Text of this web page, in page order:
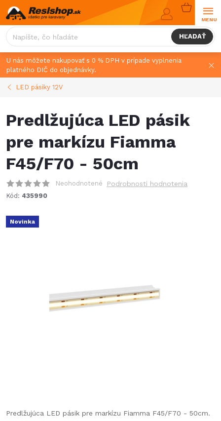
Prejsť
na
obsah
HĽADAŤ
KOŠÍK
U nás môžete nakupovať s 0 % DPH v prípade vyplnenia
platného DIČ do objednávky.
LED pásiky 12V
Predlžujúca LED pásik
pre markízu Fiamma
F45/F70 - 50cm
Neohodnotené Podrobnosti hodnotenia
Kód: 435990
Novinka
Predlžujúca LED pásik pre markízu Fiamma F45/F70 - 50cm.